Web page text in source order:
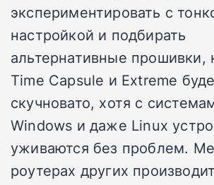
экспериментировать с
настройкой и подбирать
альтернативные прошивки,
Time Capsule и Extreme
скучновато, хотя с
Windows и даже Linux
уживаются без проблем.
роутерах других